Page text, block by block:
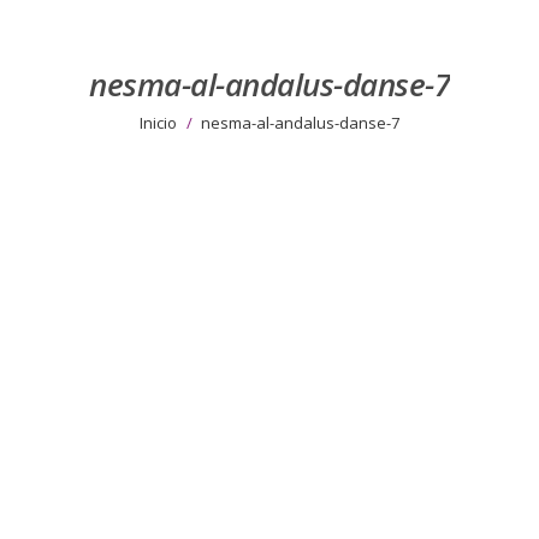
nesma-al-andalus-danse-7
Estás aquí:
Inicio nesma-al-andalus-danse-7